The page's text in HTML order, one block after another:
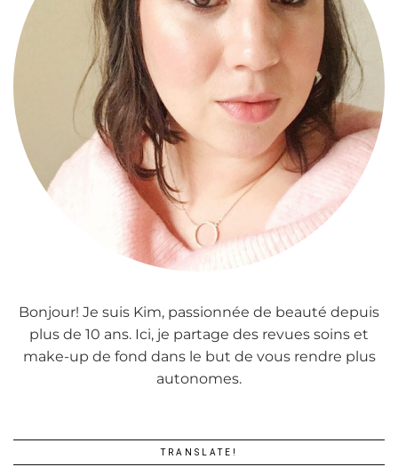
Bonjour! Je suis Kim, passionnée de beauté depuis
plus de 10 ans. Ici, je partage des revues soins et
make-up de fond dans le but de vous rendre plus
autonomes.
TRANSLATE!